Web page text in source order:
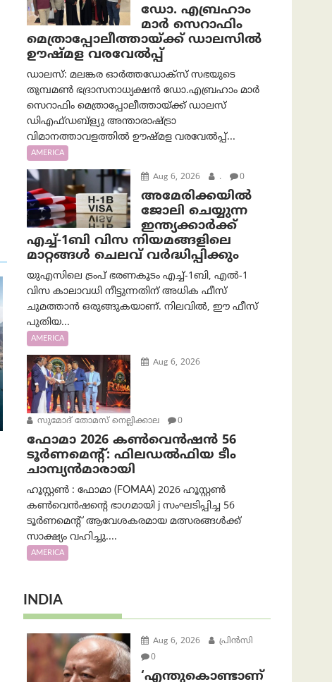
ഡോ. എബ്രഹാം
മാർ സെറാഫിം
മെത്രാപ്പോലീത്തായ്ക്ക് ഡാലസിൽ
ഊഷ്മള വരവേൽപ്പ്
ഡാലസ്: മലങ്കര ഓർത്തഡോക്സ് സഭയുടെ
തുമ്പമൺ ഭദ്രാസനാധ്യക്ഷൻ ഡോ.എബ്രഹാം മാർ
സെറാഫിം മെത്രാപ്പോലീത്തായ്ക്ക് ഡാലസ്
ഡിഎഫ്ഡബ്ള്യു അന്താരാഷ്ട്രാ
വിമാനത്താവളത്തിൽ ഊഷ്മള വരവേൽപ്പ്...
AMERICA
Aug 6, 2026 . 0
അമേരിക്കയില്‍
ജോലി ചെയ്യുന്ന
ഇന്ത്യക്കാർക്ക്
എച്ച്-1ബി വിസ നിയമങ്ങളിലെ
മാറ്റങ്ങൾ ചെലവ് വർദ്ധിപ്പിക്കും
യുഎസിലെ ട്രംപ് ഭരണകൂടം എച്ച്-1ബി, എൽ-1
വിസ കാലാവധി നീട്ടുന്നതിന് അധിക ഫീസ്
ചുമത്താൻ ഒരുങ്ങുകയാണ്. നിലവിൽ, ഈ ഫീസ്
പുതിയ...
AMERICA
Aug 6, 2026
സുമോദ് തോമസ് നെല്ലിക്കാല 0
ഫോമാ 2026 കൺവെൻഷൻ 56
ടൂർണമെന്റ്: ഫിലഡൽഫിയ ടീം
ചാമ്പ്യൻമാരായി
ഹൂസ്റ്റൺ : ഫോമാ (FOMAA) 2026 ഹൂസ്റ്റൺ
കൺവെൻഷന്റെ ഭാഗമായി j സംഘടിപ്പിച്ച 56
ടൂർണമെന്റ് ആവേശകരമായ മത്സരങ്ങൾക്ക്
സാക്ഷ്യം വഹിച്ചു....
AMERICA
INDIA
Aug 6, 2026
പ്രിന്‍സി
0
‘എന്തുകൊണ്ടാണ്